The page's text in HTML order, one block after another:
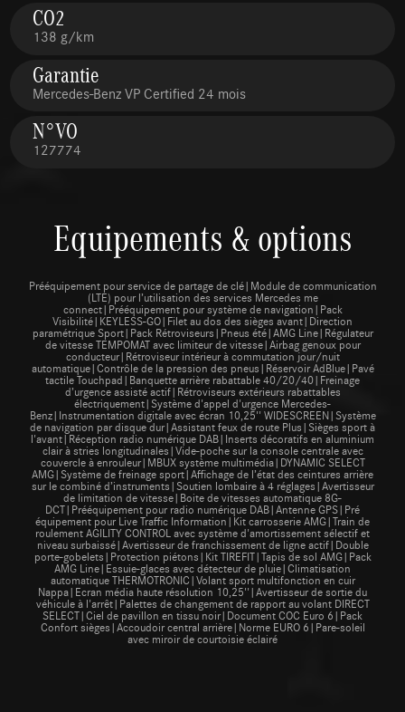
CO2
138 g/km
Garantie
Mercedes-Benz VP Certified 24 mois
N°VO
127774
Equipements & options
Prééquipement pour service de partage de clé|Module de communication
(LTE) pour l’utilisation des services Mercedes me
connect|Prééquipement pour système de navigation|Pack
Visibilité|KEYLESS-GO|Filet au dos des sièges avant|Direction
paramétrique Sport|Pack Rétroviseurs|Pneus été|AMG Line|Régulateur
de vitesse TEMPOMAT avec limiteur de vitesse|Airbag genoux pour
conducteur|Rétroviseur intérieur à commutation jour/nuit
automatique|Contrôle de la pression des pneus|Réservoir AdBlue|Pavé
tactile Touchpad|Banquette arrière rabattable 40/20/40|Freinage
d’urgence assisté actif|Rétroviseurs extérieurs rabattables
électriquement|Système d'appel d'urgence Mercedes-
Benz|Instrumentation digitale avec écran 10,25'' WIDESCREEN|Système
de navigation par disque dur|Assistant feux de route Plus|Sièges sport à
l'avant|Réception radio numérique DAB|Inserts décoratifs en aluminium
clair à stries longitudinales|Vide-poche sur la console centrale avec
couvercle à enrouleur|MBUX système multimédia|DYNAMIC SELECT
AMG|Système de freinage sport|Affichage de l’état des ceintures arrière
sur le combiné d’instruments|Soutien lombaire à 4 réglages|Avertisseur
de limitation de vitesse|Boite de vitesses automatique 8G-
DCT|Prééquipement pour radio numérique DAB|Antenne GPS|Pré
équipement pour Live Traffic Information|Kit carrosserie AMG|Train de
roulement AGILITY CONTROL avec système d'amortissement sélectif et
niveau surbaissé|Avertisseur de franchissement de ligne actif|Double
porte-gobelets|Protection piétons|Kit TIREFIT|Tapis de sol AMG|Pack
AMG Line|Essuie-glaces avec détecteur de pluie|Climatisation
automatique THERMOTRONIC|Volant sport multifonction en cuir
Nappa|Ecran média haute résolution 10,25''|Avertisseur de sortie du
véhicule à l'arrêt|Palettes de changement de rapport au volant DIRECT
SELECT|Ciel de pavillon en tissu noir|Document COC Euro 6|Pack
Confort sièges|Accoudoir central arrière|Norme EURO 6|Pare-soleil
avec miroir de courtoisie éclairé